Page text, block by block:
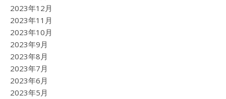
2023年12月
2023年11月
2023年10月
2023年9月
2023年8月
2023年7月
2023年6月
2023年5月